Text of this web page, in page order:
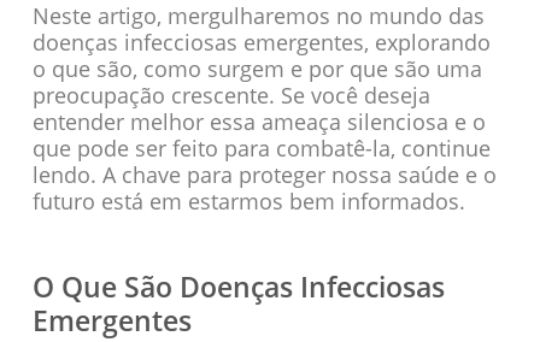
Neste artigo, mergulharemos no mundo das
doenças infecciosas emergentes, explorando
o que são, como surgem e por que são uma
preocupação crescente. Se você deseja
entender melhor essa ameaça silenciosa e o
que pode ser feito para combatê-la, continue
lendo. A chave para proteger nossa saúde e o
futuro está em estarmos bem informados.
O Que São Doenças Infecciosas
Emergentes